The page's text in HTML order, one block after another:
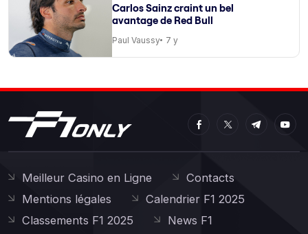
Carlos Sainz craint un bel
avantage de Red Bull
Paul Vaussy 7 y
Meilleur Casino en Ligne
Contacts
Mentions légales
Calendrier F1 2025
Classements F1 2025
News F1